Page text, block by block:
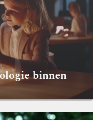
binnen